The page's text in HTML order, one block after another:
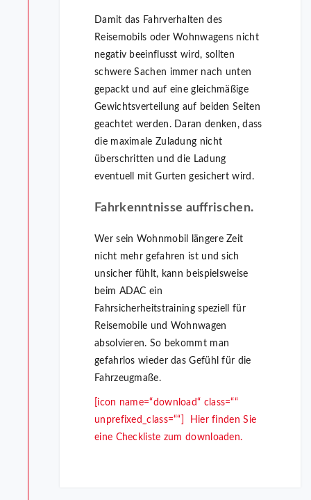
Damit das Fahrverhalten des
Reisemobils oder Wohnwagens nicht
negativ beeinflusst wird, sollten
schwere Sachen immer nach unten
gepackt und auf eine gleichmäßige
Gewichtsverteilung auf beiden Seiten
geachtet werden. Daran denken, dass
die maximale Zuladung nicht
überschritten und die Ladung
eventuell mit Gurten gesichert wird.
Fahrkenntnisse auffrischen.
Wer sein Wohnmobil längere Zeit
nicht mehr gefahren ist und sich
unsicher fühlt, kann beispielsweise
beim ADAC ein
Fahrsicherheitstraining speziell für
Reisemobile und Wohnwagen
absolvieren. So bekommt man
gefahrlos wieder das Gefühl für die
Fahrzeugmaße.
[icon name=“download“ class=““
unprefixed_class=““] Hier finden Sie
eine Checkliste zum downloaden.